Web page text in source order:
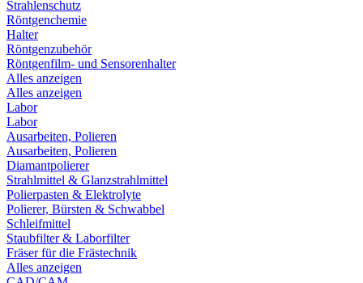
Strahlenschutz
Röntgenchemie
Halter
Röntgenzubehör
Röntgenfilm- und Sensorenhalter
Alles anzeigen
Alles anzeigen
Labor
Labor
Ausarbeiten, Polieren
Ausarbeiten, Polieren
Diamantpolierer
Strahlmittel & Glanzstrahlmittel
Polierpasten & Elektrolyte
Polierer, Bürsten & Schwabbel
Schleifmittel
Staubfilter & Laborfilter
Fräser für die Frästechnik
Alles anzeigen